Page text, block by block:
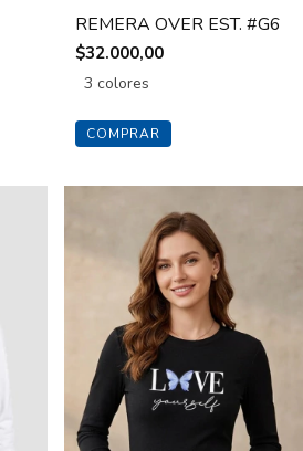
REMERA OVER EST. #G6
$32.000,00
3 colores
COMPRAR